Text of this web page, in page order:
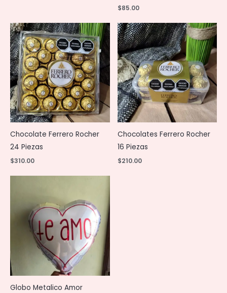
$85.00
Chocolate Ferrero Rocher
24 Piezas
$310.00
Chocolates Ferrero Rocher
16 Piezas
$210.00
Globo Metalico Amor